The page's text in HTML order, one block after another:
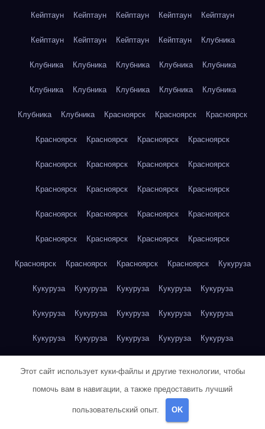
Кейптаун Кейптаун Кейптаун Кейптаун Кейптаун
Кейптаун Кейптаун Кейптаун Кейптаун Клубника
Клубника Клубника Клубника Клубника Клубника
Клубника Клубника Клубника Клубника Клубника
Клубника Клубника Красноярск Красноярск Красноярск
Красноярск Красноярск Красноярск Красноярск
Красноярск Красноярск Красноярск Красноярск
Красноярск Красноярск Красноярск Красноярск
Красноярск Красноярск Красноярск Красноярск
Красноярск Красноярск Красноярск Красноярск
Красноярск Красноярск Красноярск Красноярск Кукуруза
Кукуруза Кукуруза Кукуруза Кукуруза Кукуруза
Кукуруза Кукуруза Кукуруза Кукуруза Кукуруза
Кукуруза Кукуруза Кукуруза Кукуруза Кукуруза
Куриная грудка Куриная грудка Куриная грудка
Куриная грудка Куриная грудка Куриная грудка
Этот сайт использует куки-файлы и другие технологии, чтобы
помочь вам в навигации, а также предоставить лучший
пользовательский опыт. OK